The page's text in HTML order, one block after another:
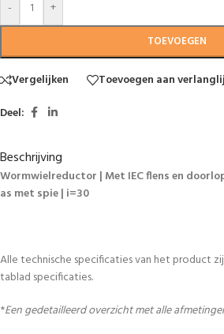
-
+
TOEVOEGEN
Vergelijken
Toevoegen aan
Deel:
Beschrijving
Wormwielreductor | Met IEC flens en
as met spie | i=30
Alle technische specificaties van het product
tablad specificaties.
*Een gedetailleerd overzicht met alle